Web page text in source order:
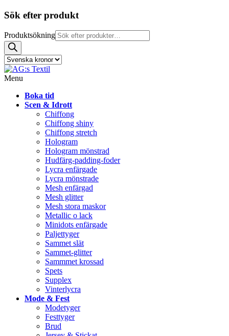
Sök efter produkt
Produktsökning
Menu
Boka tid
Scen & Idrott
Chiffong
Chiffong shiny
Chiffong stretch
Hologram
Hologram mönstrad
Hudfärg-padding-foder
Lycra enfärgade
Lycra mönstrade
Mesh enfärgad
Mesh glitter
Mesh stora maskor
Metallic o lack
Minidots enfärgade
Paljettyger
Sammet slät
Sammet-glitter
Sammmet krossad
Spets
Supplex
Vinterlycra
Mode & Fest
Modetyger
Festtyger
Brud